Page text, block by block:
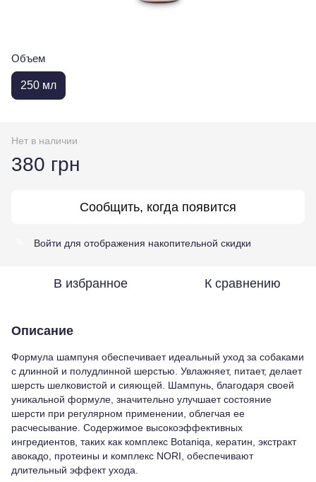
Объем
250 мл
Нет в наличии
380 грн
Сообщить, когда появится
Войти для отображения накопительной скидки
В избранное К сравнению
Описание
Формула шампуня обеспечивает идеальный уход за собаками
с длинной и полудлинной шерстью. Увлажняет, питает, делает
шерсть шелковистой и сияющей. Шампунь, благодаря своей
уникальной формуле, значительно улучшает состояние
шерсти при регулярном применении, облегчая ее
расчесывание. Содержимое высокоэффективных
ингредиентов, таких как комплекс Botaniqa, кератин, экстракт
авокадо, протеины и комплекс NORI, обеспечивают
длительный эффект ухода.